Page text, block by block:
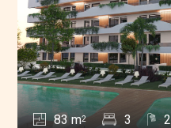
83 m2 3 2